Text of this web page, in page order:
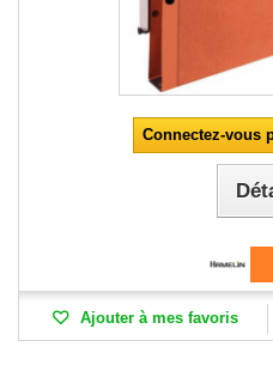
Connectez-vous
Ajouter à mes favoris